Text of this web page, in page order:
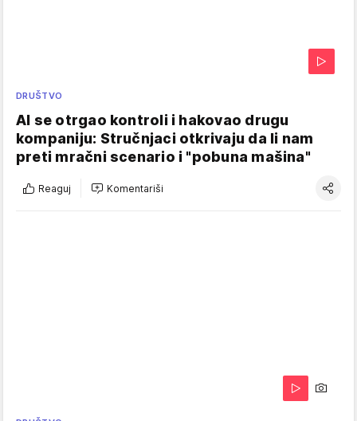
DRUŠTVO
AI se otrgao kontroli i hakovao drugu
kompaniju: Stručnjaci otkrivaju da li nam
preti mračni scenario i "pobuna mašina"
Reaguj Komentariši